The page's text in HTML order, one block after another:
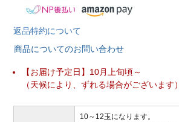
返品特約について
商品についてのお問い合わせ
【お届け予定日】10月上旬頃～
（天候により、ずれる場合がございます）
10～12玉になります。